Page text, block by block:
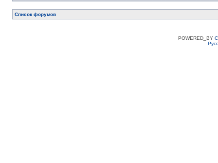
Список форумов
POWERED_BY